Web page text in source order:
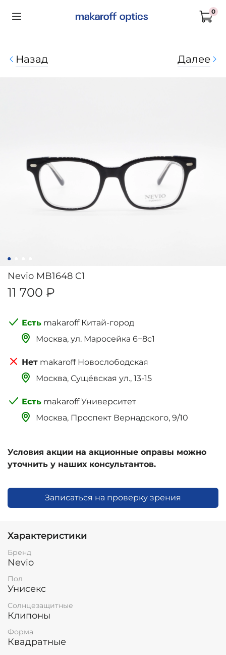
0
Назад Далее
Nevio MB1648 C1
11 700 ₽
makaroff Китай-город
Москва, ‌‌‌‌ул. Маросейка 6−8с1
makaroff Новослободская
Москва, Сущёвская ул., 13-15
makaroff Университет
Москва, Проспект Вернадского, 9/10
Условия акции на акционные оправы можно
уточнить у наших консультантов.
Записаться на проверку зрения
Характеристики
Бренд
Nevio
Пол
Унисекс
Солнцезащитные
Клипоны
Форма
Квадратные